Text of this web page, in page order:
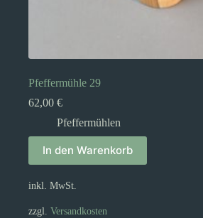
Pfeffermühle 29
62,00 €
Pfeffermühlen
In den Warenkorb
inkl. MwSt.
zzgl. Versandkosten